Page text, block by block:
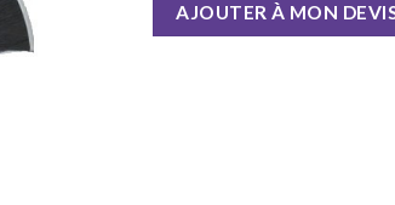
AJOUTER À MON